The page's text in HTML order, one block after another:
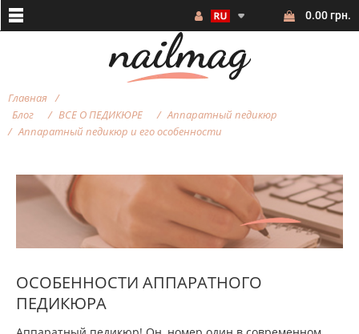
0.00 грн.
Главная
Блог
ВСЕ О ПЕДИКЮРЕ
Аппаратный педикюр
Аппаратный педикюр и его особенности
ОСОБЕННОСТИ АППАРАТНОГО
ПЕДИКЮРА